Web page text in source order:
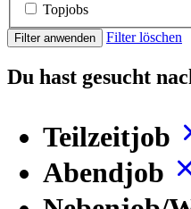
Topjobs
Filter anwenden Filter löschen
Du hast gesucht
Teilzeitjob
Abendjob